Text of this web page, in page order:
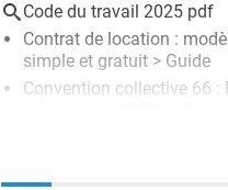
Code du travail 2025 pdf
Contrat de location :
simple et gratuit > Guide
Convention collective 66 :